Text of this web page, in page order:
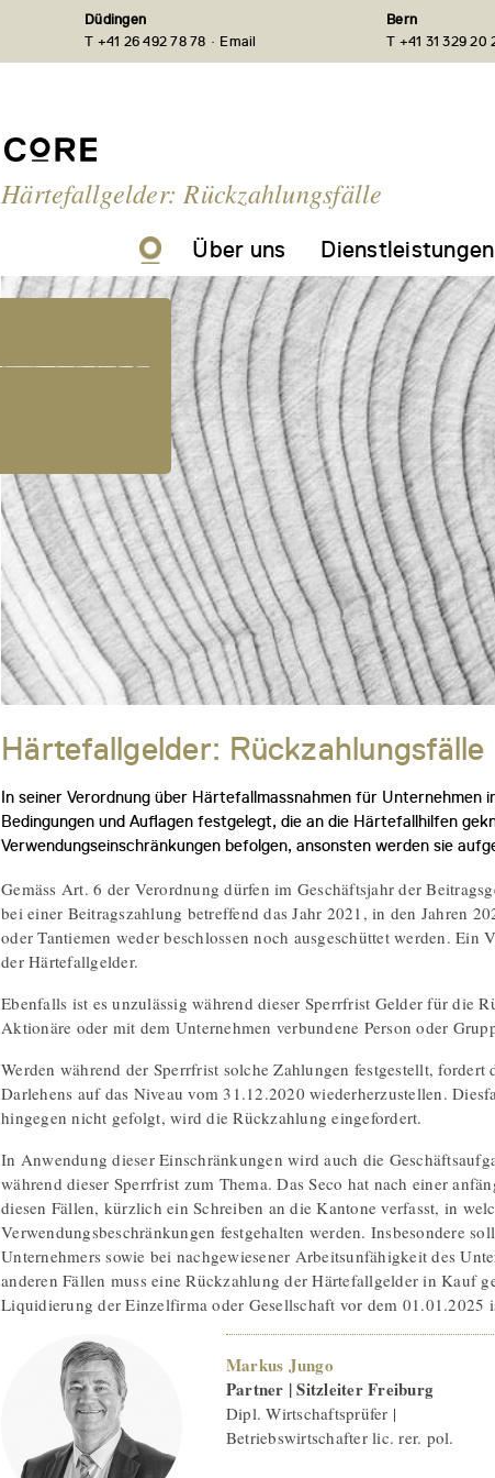
Düdingen
T +41 26 492 78 78 · Email
Bern
T +41 31 329 20
Härtefallgelder: Rückzahlungsfälle
Über uns Dienstleistungen
Härtefallgelder: Rückzahlungsfälle
In seiner Verordnung über Härtefallmassnahmen für
Bedingungen und Auflagen festgelegt, die an die Härtefallhilfen
Verwendungseinschränkungen befolgen, ansonsten werden sie
Gemäss Art. 6 der Verordnung dürfen im Geschäftsjahr der
bei einer Beitragszahlung betreffend das Jahr 2021, in den Jahren
oder Tantiemen weder beschlossen noch ausgeschüttet werden.
der Härtefallgelder.
Ebenfalls ist es unzulässig während dieser Sperrfrist Gelder für die
Aktionäre oder mit dem Unternehmen verbundene Person oder
Werden während der Sperrfrist solche Zahlungen festgestellt,
Darlehens auf das Niveau vom 31.12.2020 wiederherzustellen.
hingegen nicht gefolgt, wird die Rückzahlung eingefordert.
In Anwendung dieser Einschränkungen wird auch die
während dieser Sperrfrist zum Thema. Das Seco hat nach einer
diesen Fällen, kürzlich ein Schreiben an die Kantone verfasst, in
Verwendungsbeschränkungen festgehalten werden. Insbesondere
Unternehmers sowie bei nachgewiesener Arbeitsunfähigkeit des
anderen Fällen muss eine Rückzahlung der Härtefallgelder in Kauf
Liquidierung der Einzelfirma oder Gesellschaft vor dem 01.01.2025
Markus Jungo
Partner | Sitzleiter Freiburg
Dipl. Wirtschaftsprüfer |
Betriebswirtschafter lic. rer. pol.